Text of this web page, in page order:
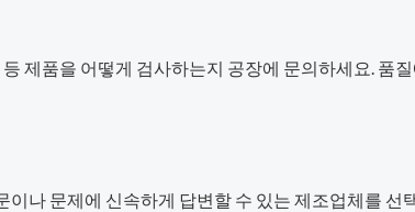
제품을 어떻게 검사하는지 공장에 문의하세요. 품
나 문제에 신속하게 답변할 수 있는 제조업체를